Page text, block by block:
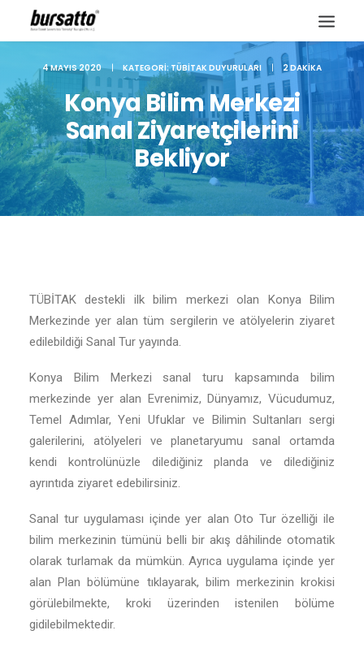
Site içi arama
4 MAYIS 2020 | KATEGORI:TÜBITAK DUYURULARI | 2 DAKIKA
Konya Bilim Merkezi
Sanal Ziyaretçilerini
Bekliyor
TÜBİTAK destekli ilk bilim merkezi olan Konya Bilim
Merkezinde yer alan tüm sergilerin ve atölyelerin ziyaret
edilebildiği Sanal Tur yayında.
Konya Bilim Merkezi sanal turu kapsamında bilim
merkezinde yer alan Evrenimiz, Dünyamız, Vücudumuz,
Temel Adımlar, Yeni Ufuklar ve Bilimin Sultanları sergi
galerilerini, atölyeleri ve planetaryumu sanal ortamda
kendi kontrolünüzle dilediğiniz planda ve dilediğiniz
ayrıntıda ziyaret edebilirsiniz.
Sanal tur uygulaması içinde yer alan Oto Tur özelliği ile
bilim merkezinin tümünü belli bir akış dâhilinde otomatik
olarak turlamak da mümkün. Ayrıca uygulama içinde yer
alan Plan bölümüne tıklayarak, bilim merkezinin krokisi
görülebilmekte, kroki üzerinden istenilen bölüme
gidilebilmektedir.